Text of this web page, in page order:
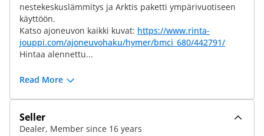
nestekeskuslämmitys ja Arktis paketti ympärivuotiseen
käyttöön.
Katso ajoneuvon kaikki kuvat: https://www.rinta-
jouppi.com/ajoneuvohaku/hymer/bmci_680/442791/
Hintaa alennettu...
Read More
Seller
Dealer, Member since 16 years